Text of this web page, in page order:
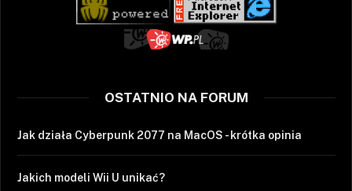
OSTATNIO NA FORUM
Jak działa Cyberpunk 2077 na MacOS - krótka opinia
Jakich modeli Wii U unikać?